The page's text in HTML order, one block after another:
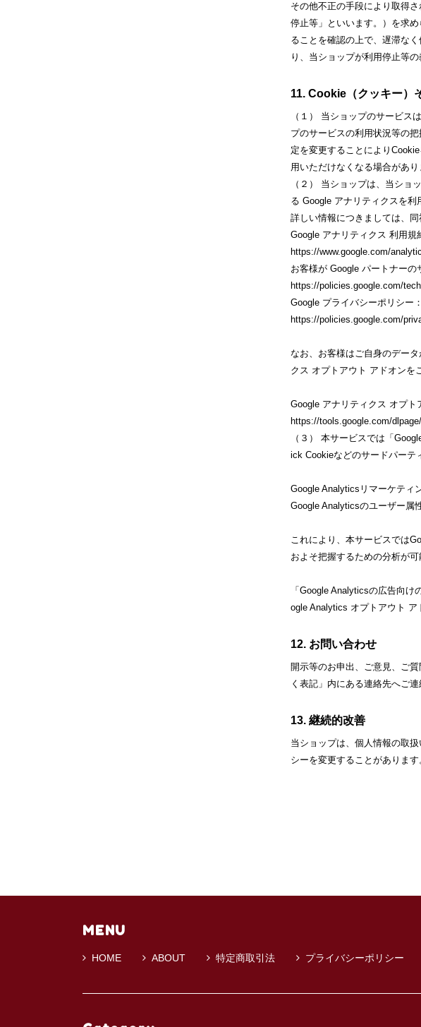
その他不正の手段により取得
停止等」といいます。）を求
ることを確認の上で、遅滞な
り、当ショップが利用停止等
11. Cookie（クッキー）
（１） 当ショップのサービス
プのサービスの利用状況等の
定を変更することにより
用いただけなくなる場合があり
（２） 当ショップは、当ショ
る Google アナリティクスを
詳しい情報につきましては、同
Google アナリティクス 利用規
https://www.google.com/
お客様が Google パートナーの
https://policies.google.com/
Google プライバシーポリシー：
https://policies.google.com/
なお、お客様はご自身のデー
クス オプトアウト アドオンを
Google アナリティクス オプト
https://tools.google.com/
（３） 本サービスでは「
ick Cookieなどのサードパーテ
Google Analyticsリマーケティ
Google Analyticsのユーザー属
これにより、本サービスでは
およそ把握するための分析が可
「Google Analyticsの広告向
ogle Analytics オプトアウト ア
12. お問い合わせ
開示等のお申出、ご意見、ご
く表記」内にある連絡先へご
13. 継続的改善
当ショップは、個人情報の取
シーを変更することがあります
MENU
HOME ABOUT 特定商取引法 プライバシーポリシー